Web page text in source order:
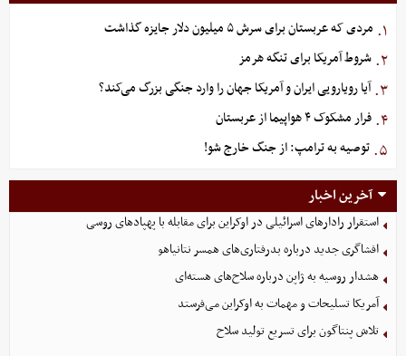
۱. مردی که عربستان برای سرش ۵ میلیون دلار جایزه گذاشت
۲. شروط آمریکا برای تنگه هرمز
۳. آیا رویارویی ایران و آمریکا جهان را وارد جنگی بزرگ می‌کند؟
۴. فرار مشکوک ۴ هواپیما از عربستان
۵. توصیه به ترامپ: از جنگ خارج شو!
آخرین اخبار
استقرار رادارهای اسرائیلی در اوکراین برای مقابله با پهپادهای روسی
افشاگری جدید درباره بدرفتاری‌های همسر نتانیاهو
هشدار روسیه به ژاپن درباره سلاح‌های هسته‌ای
آمریکا تسلیحات و مهمات به اوکراین می‌فرستد
تلاش پنتاگون برای تسریع تولید سلاح